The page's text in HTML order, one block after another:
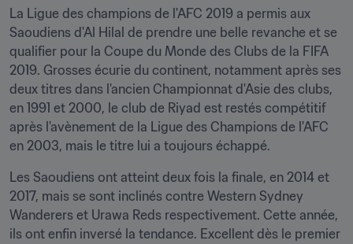
La Ligue des champions de l'AFC 2019 a permis aux
Saoudiens d'Al Hilal de prendre une belle revanche et se
qualifier pour la Coupe du Monde des Clubs de la FIFA
2019. Grosses écurie du continent, notamment après ses
deux titres dans l'ancien Championnat d'Asie des clubs,
en 1991 et 2000, le club de Riyad est restés compétitif
après l'avènement de la Ligue des Champions de l'AFC
en 2003, mais le titre lui a toujours échappé.
Les Saoudiens ont atteint deux fois la finale, en 2014 et
2017, mais se sont inclinés contre Western Sydney
Wanderers et Urawa Reds respectivement. Cette année,
ils ont enfin inversé la tendance. Excellent dès le premier